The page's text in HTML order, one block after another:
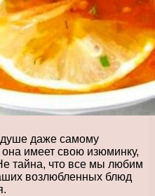
душе даже самому
имеет свою изюминку,
тайна, что все мы любим
возлюбленных блюд